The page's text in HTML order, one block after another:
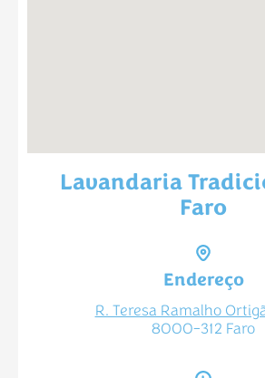
Lavandaria
Faro
Endereço
R. Teresa Ramalho
8000-312 Faro